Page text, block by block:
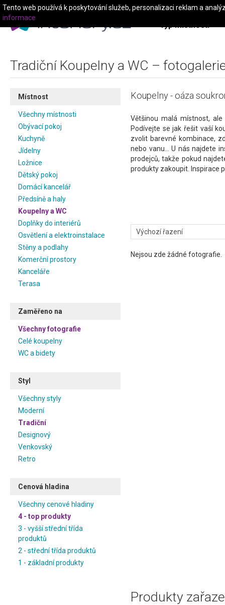
Typ místnosti
Tradiční Koupelny a WC –
Místnost
Všechny místnosti
Obývací pokoj
Kuchyně
Jídelny
Ložnice
Dětský pokoj
Domácí kancelář
Předsíně a haly
Koupelny a WC
Doplňky do interiérů
Osvětlení a elektroinstalace
Stěny a podlahy
Komerční prostory
Kanceláře
Terasa
Zaměřeno na
Všechny fotografie
Celé koupelny
WC a bidety
Styl
Všechny styly
Moderní
Tradiční
Designový
Venkovský
Retro
Cenová hladina
Všechny cenové hladiny
4 - top produkty
3 - vyšší střední třída
produktů
2 - střední třída produktů
1 - základní produkty
Koupelny - oáza
Většinou malá místnost,
Podívejte se jak řešit vaší
zvolit barevné kombinace,
nebo vanu... U nás najdete
prodejců, takže pokud
produkty zakoupit. Inspirace
Nejsou zde žádné fotografie.
Produkty
Tento web používá k poskytování služeb, personalizaci reklam a
informace